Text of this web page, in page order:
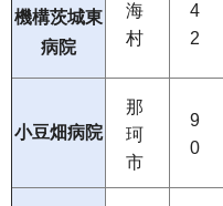
機構茨城東
病院
海
村
4
2
小豆畑病院
那
珂
市
9
0